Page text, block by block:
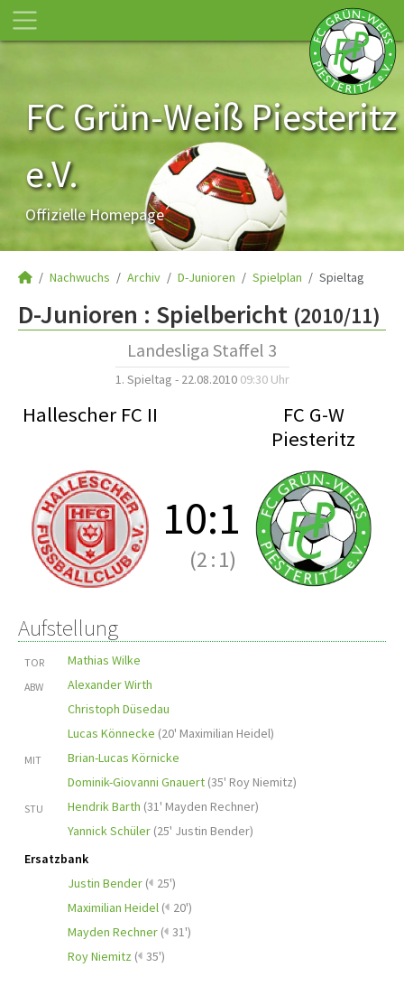
FC Grün-Weiß Piesteritz
e.V.
Offizielle Homepage
Nachwuchs Archiv D-Junioren Spielplan Spieltag
D-Junioren : Spielbericht (2010/11)
Landesliga Staffel 3
1. Spieltag - 22.08.2010 09:30 Uhr
Hallescher FC II
FC G-W
Piesteritz
10:1
(2:1)
Aufstellung
TOR Mathias Wilke
ABW
Alexander Wirth
Christoph Düsedau
Lucas Könnecke (20' Maximilian Heidel)
MIT
Brian-Lucas Körnicke
Dominik-Giovanni Gnauert (35' Roy Niemitz)
STU Hendrik Barth (31' Mayden Rechner)
Yannick Schüler (25' Justin Bender)
Ersatzbank
Justin Bender ( 25')
Maximilian Heidel ( 20')
Mayden Rechner ( 31')
Roy Niemitz ( 35')